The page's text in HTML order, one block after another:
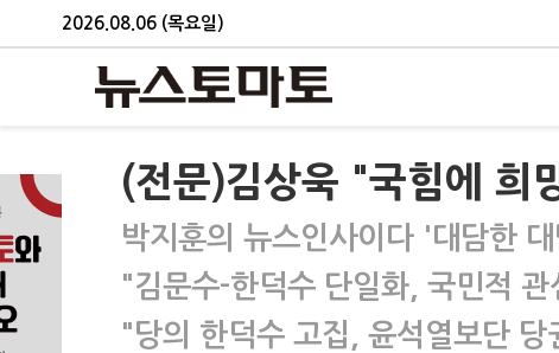
2026.08.06 (목요일)
(전문)김상욱 "국힘에 희
박지훈의 뉴스인사이다 '대담한
"김문수-한덕수 단일화, 국민적
"당의 한덕수 고집, 윤석열보단 당